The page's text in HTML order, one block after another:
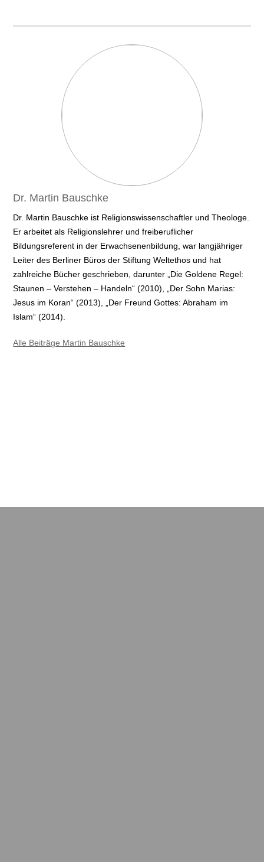
Dr. Martin Bauschke
Dr. Martin Bauschke ist Religionswissenschaftler und Theologe.
Er arbeitet als Religionslehrer und freiberuflicher
Bildungsreferent in der Erwachsenenbildung, war langjähriger
Leiter des Berliner Büros der Stiftung Weltethos und hat
zahlreiche Bücher geschrieben, darunter „Die Goldene Regel:
Staunen – Verstehen – Handeln“ (2010), „Der Sohn Marias:
Jesus im Koran“ (2013), „Der Freund Gottes: Abraham im
Islam“ (2014).
Alle Beiträge Martin Bauschke